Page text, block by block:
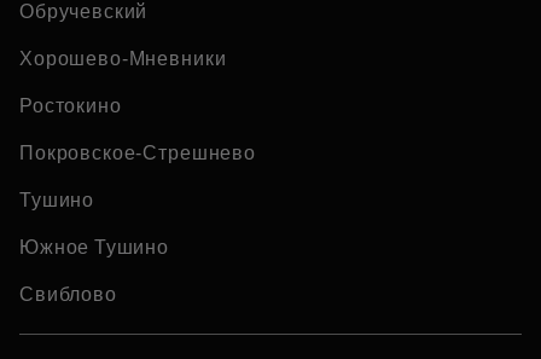
Обручевский
Хорошево-Мневники
Ростокино
Покровское-Стрешнево
Тушино
Южное Тушино
Свиблово